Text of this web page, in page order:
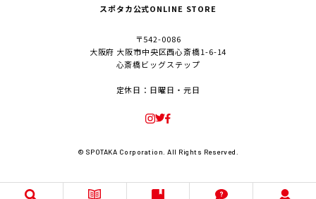
スポタカ公式ONLINE STORE
〒542-0086
大阪府 大阪市中央区西心斎橋1-6-14
心斎橋ビッグステップ
定休日：日曜日・元日
© SPOTAKA Corporation. All Rights Reserved.